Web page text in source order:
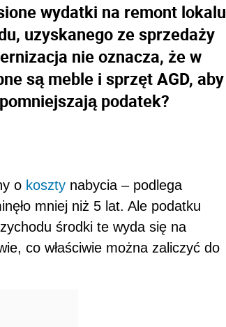
wydatki na remont lokalu
uzyskanego ze sprzedaży
nie oznacza, że w
są meble i sprzęt AGD, aby
podatek?
o koszty nabycia – podlega
mniej niż 5 lat. Ale podatku
środki te wyda się na
co właściwie można zaliczyć do